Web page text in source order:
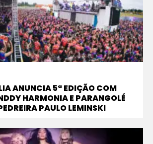
ANUNCIA 5ª EDIÇÃO COM
HARMONIA E PARANGOLÉ
PAULO LEMINSKI